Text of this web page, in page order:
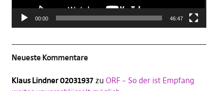
00:00 46:47
Neueste Kommentare
Klaus Lindner 02031937zu ORF – So der ist Empfang